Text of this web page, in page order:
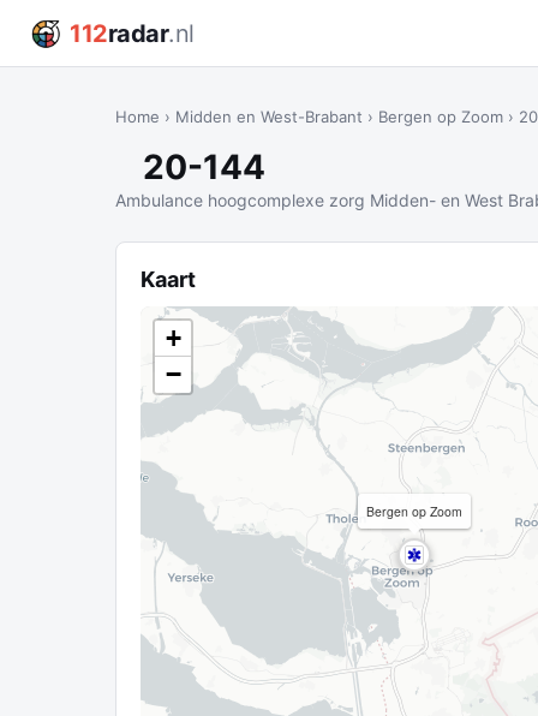
112radar.nl
Home › Midden en West-Brabant › Bergen op Zoom ›
20-144
Ambulance hoogcomplexe zorg Midden- en West
Kaart
Bergen op Zoom
+
−